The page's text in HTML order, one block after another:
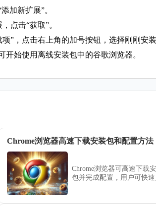
加新扩展”。
点击“获取”。
”，点击右上角的加号按钮，选择刚刚安
始使用离线安装包中的谷歌浏览器。
Chrome浏览器高速下载安装包和配置方法
Chrome浏览器可高速下载
包并完成配置，用户可快速